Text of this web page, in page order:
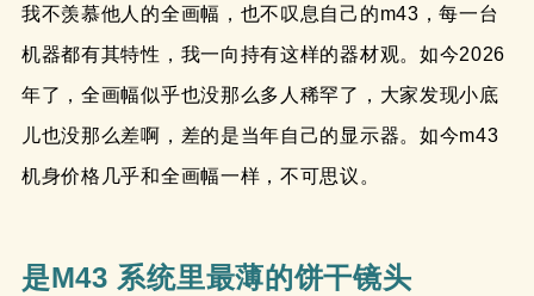
我不羡慕他人的全画幅，也不叹息自己的m43，每一台
机器都有其特性，我一向持有这样的器材观。如今2026
年了，全画幅似乎也没那么多人稀罕了，大家发现小底
儿也没那么差啊，差的是当年自己的显示器。如今m43
机身价格几乎和全画幅一样，不可思议。
是M43 系统里最薄的饼干镜头